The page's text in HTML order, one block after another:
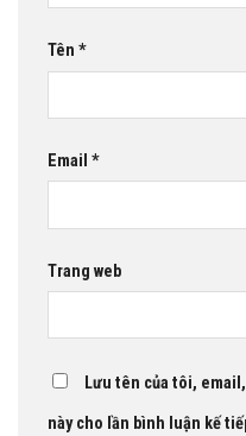
Tên *
Email *
Trang web
Lưu tên của tôi,
này cho lần bình luận kế